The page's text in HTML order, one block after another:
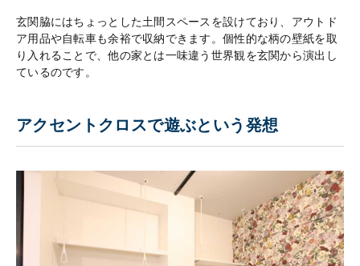
玄関脇にはちょっとした土間スペースを設けており、アウトド
ア用品や自転車も余裕で収納できます。個性的な柄の壁紙を取
り入れることで、他の家とは一味違う世界観を玄関から演出し
ているのです。
アクセントクロスで遊ぶという発想